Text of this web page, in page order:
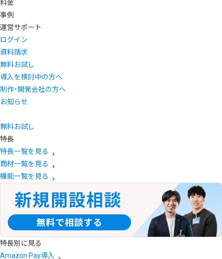
料金
事例
運営サポート
ログイン
資料請求
無料お試し
導入を検討中の方へ
制作・開発会社の方へ
お知らせ
無料お試し
特長
特長一覧を見る
商材一覧を見る
機能一覧を見る
特長別に見る
Amazon Pay導入